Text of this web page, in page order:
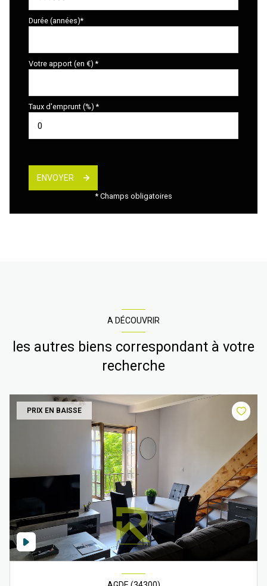
Durée (années)*
Votre apport (en €) *
Taux d'emprunt (%) *
ENVOYER
* Champs obligatoires
A DÉCOUVRIR
les autres biens correspondant à votre
recherche
PRIX EN BAISSE